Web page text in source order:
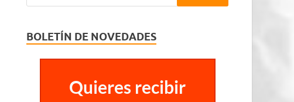
BOLETÍN DE NOVEDADES
Quieres recibir